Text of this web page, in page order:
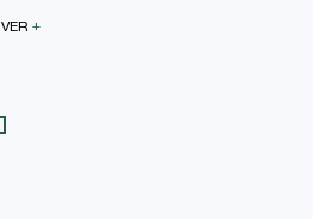
VER +